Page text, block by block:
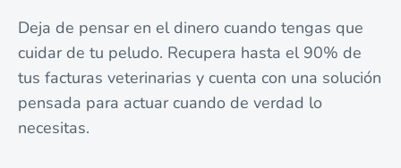
Deja de pensar en el dinero cuando tengas que
cuidar de tu peludo. Recupera hasta el 90% de
tus facturas veterinarias y cuenta con una solución
pensada para actuar cuando de verdad lo
necesitas.